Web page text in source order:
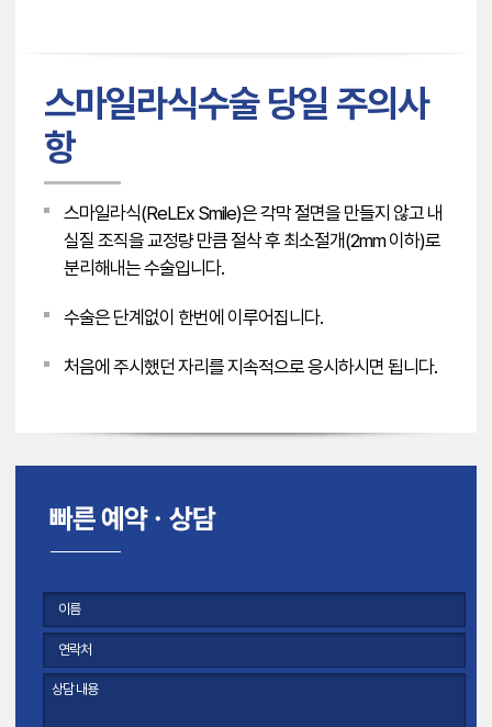
스마일라식수술 당일 주의사
항
스마일라식(ReLEx Smile)은 각막 절면을 만들지 않고 내
실질 조직을 교정량 만큼 절삭 후 최소절개(2mm 이하)로
분리해내는 수술입니다.
수술은 단계없이 한번에 이루어집니다.
처음에 주시했던 자리를 지속적으로 응시하시면 됩니다.